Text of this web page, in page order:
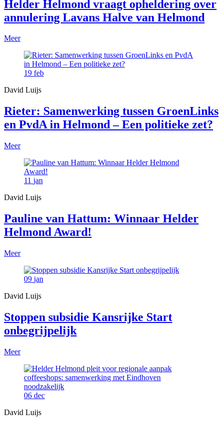
Helder Helmond vraagt opheldering over
annulering Lavans Halve van Helmond
Meer
19 feb
David Luijs
Rieter: Samenwerking tussen GroenLinks
en PvdA in Helmond – Een politieke zet?
Meer
11 jan
David Luijs
Pauline van Hattum: Winnaar Helder
Helmond Award!
Meer
09 jan
David Luijs
Stoppen subsidie Kansrijke Start
onbegrijpelijk
Meer
06 dec
David Luijs